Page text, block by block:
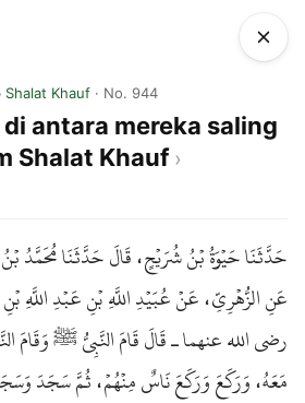
Shalat Khauf · No. 944
antara mereka saling
Shalat Khauf
حَدَّثَنَا حَيْوَةُ بْنُ شُرَيْحٍ، قَالَ حَدَّثَنَا مُحَمَّدُ
عَنِ الزُّهْرِيِّ، عَنْ عُبَيْدِ اللَّهِ بْنِ عَبْدِ اللَّهِ
رضى الله عنهما ـ قَالَ قَامَ النَّبِيُّ ﷺ وَقَامَ
مَعَهُ، وَرَكَعَ وَرَكَعَ نَاسٌ مِنْهُمْ، ثُمَّ سَجَدَ